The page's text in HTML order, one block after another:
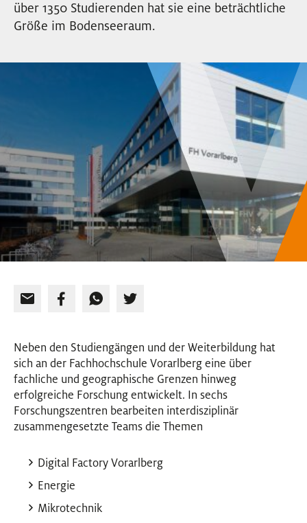
VISION
EVENTS
über 1350 Studierenden hat sie eine beträchtliche
Größe im Bodenseeraum.
Neben den Studiengängen und der Weiterbildung hat
sich an der Fachhochschule Vorarlberg eine über
fachliche und geographische Grenzen hinweg
erfolgreiche Forschung entwickelt. In sechs
Forschungszentren bearbeiten interdisziplinär
zusammengesetzte Teams die Themen
Digital Factory Vorarlberg
Energie
Mikrotechnik